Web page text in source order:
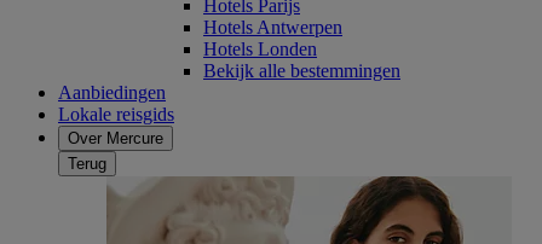
Hotels Parijs
Hotels Antwerpen
Hotels Londen
Bekijk alle bestemmingen
Aanbiedingen
Lokale reisgids
Over Mercure
Terug